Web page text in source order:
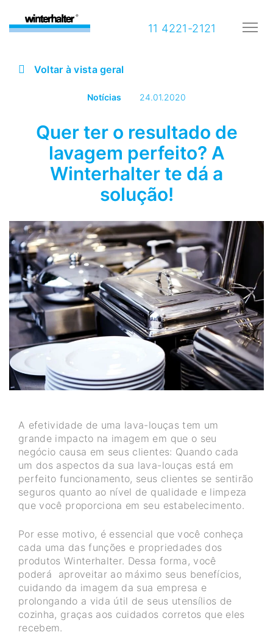
11 4221-2121
Voltar à vista geral
Notícias 24.01.2020
Quer ter o resultado de
lavagem perfeito? A
Winterhalter te dá a
solução!
A efetividade de uma lava-louças tem um
grande impacto na imagem em que o seu
negócio causa em seus clientes: Quando cada
um dos aspectos da sua lava-louças está em
perfeito funcionamento, seus clientes se sentirão
seguros quanto ao nível de qualidade e limpeza
que você proporciona em seu estabelecimento.
Por esse motivo, é essencial que você conheça
cada uma das funções e propriedades dos
produtos Winterhalter. Dessa forma, você
poderá aproveitar ao máximo seus benefícios,
cuidando da imagem da sua empresa e
prolongando a vida útil de seus utensílios de
cozinha, graças aos cuidados corretos que eles
recebem.